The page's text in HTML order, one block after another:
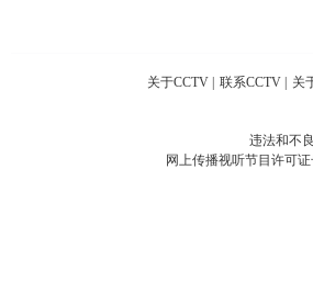
关于CCTV | 联系CCTV | 关
违法和不
网上传播视听节目许可证